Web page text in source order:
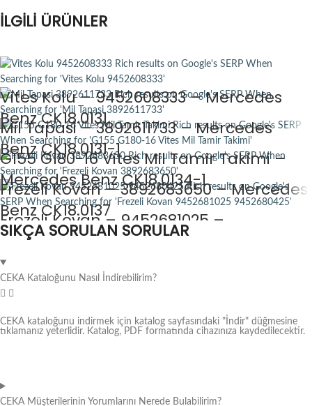
İLGILI ÜRÜNLER
Vites Kolu – 9452608333 – Mercedes
Benz CK18.0131
Mil Tapasi – 3892611733 – Mercedes
Benz CK18.0131-1
G155 G180-16 Vites Mil Tamir Takimi –
Mercedes Benz CK18.0134-1
Frezeli Kovan – 3892683650 – Mercedes
Benz CK18.0137
Frezeli Kovan – 9452681025 –
9452680425 – Mercedes Benz CK18.0143
SIKÇA SORULAN SORULAR
CEKA Kataloğunu Nasıl İndirebilirim?
CEKA kataloğunu indirmek için katalog sayfasındaki "İndir" düğmesine
tıklamanız yeterlidir. Katalog, PDF formatında cihazınıza kaydedilecektir.
CEKA Müşterilerinin Yorumlarını Nerede Bulabilirim?